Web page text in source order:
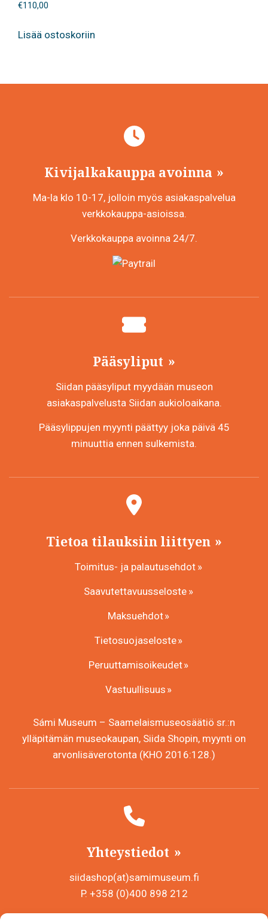
€110,00
Lisää ostoskoriin
Kivijalkakauppa avoinna
Ma-la klo 10-17, jolloin myös asiakaspalvelua
verkkokauppa-asioissa.
Verkkokauppa avoinna 24/7.
Pääsyliput
Siidan pääsyliput myydään museon
asiakaspalvelusta Siidan aukioloaikana.
Pääsylippujen myynti päättyy joka päivä 45
minuuttia ennen sulkemista.
Tietoa tilauksiin liittyen
Toimitus- ja palautusehdot
Saavutettavuusseloste
Maksuehdot
Tietosuojaseloste
Peruuttamisoikeudet
Vastuullisuus
Sámi Museum – Saamelaismuseosäätiö sr.:n
ylläpitämän museokaupan, Siida Shopin, myynti on
arvonlisäverotonta (KHO 2016:128.)
Yhteystiedot
siidashop(at)samimuseum.fi
P. +358 (0)400 898 212